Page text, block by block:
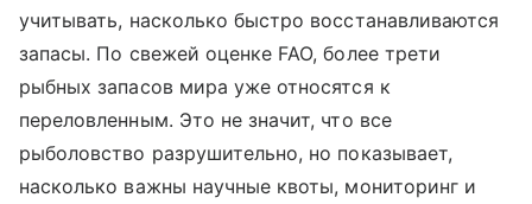
учитывать, насколько быстро восстанавливаются
запасы. По свежей оценке FAO, более трети
рыбных запасов мира уже относятся к
переловленным. Это не значит, что все
рыболовство разрушительно, но показывает,
насколько важны научные квоты, мониторинг и